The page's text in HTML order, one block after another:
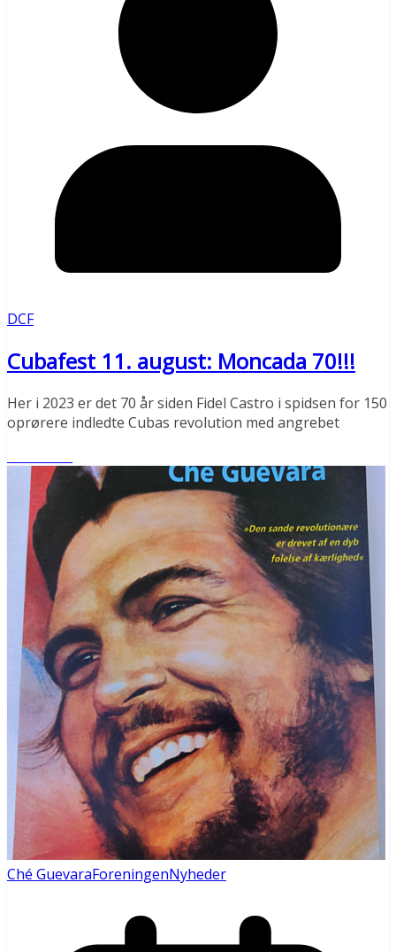
DCF
Cubafest 11. august: Moncada 70!!!
Her i 2023 er det 70 år siden Fidel Castro i spidsen for 150
oprørere indledte Cubas revolution med angrebet
Ché GuevaraForeningenNyheder